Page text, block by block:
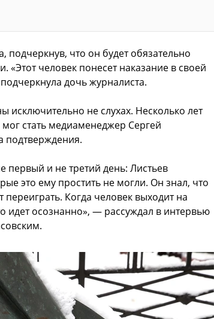
подчеркнув, что он будет обязательно
человек понесет наказание в своей
дочь журналиста.
исключительно не слухах. Несколько лет
стать медиаменеджер Сергей
подтверждения.
и не третий день: Листьев
это ему простить не могли. Он знал, что
Когда человек выходит на
идет осознанно», — рассуждал в интервью